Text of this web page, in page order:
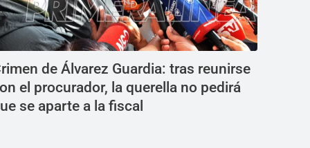
de Álvarez Guardia: tras reunirse
el procurador, la querella no pedirá
se aparte a la fiscal